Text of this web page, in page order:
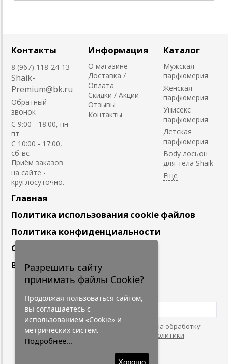
Контакты
8 (967) 118-24-13
Shaik-
Premium@bk.ru
Обратный
звонок
C 9:00 - 18:00, пн-
пт
С 10:00 - 17:00,
сб-вс
Приём заказов
на сайте -
круглосуточно.
Информация
О магазине
Доставка /
Оплата
Скидки / Акции
Отзывы
Контакты
Каталог
Мужская
парфюмерия
Женская
парфюмерия
Унисекс
парфюмерия
Детская
парфюмерия
Body лосьон
для тела Shaik
Главная
Политика использования cookie файлов
Политика конфиденциальности
Сотрудничество
Вакансии
Подпишитесь
Нажимая на кнопку, я даю согласие на обработку
персональных данных. С условиями
"Политики
Конфидециальности"
Разрешить сайту
принимать файлы Cookie?
Продолжая пользоваться сайтом,
вы соглашаетесь с
использованием «Cookie» и
метрических систем.
Подробнее...
Хорошо